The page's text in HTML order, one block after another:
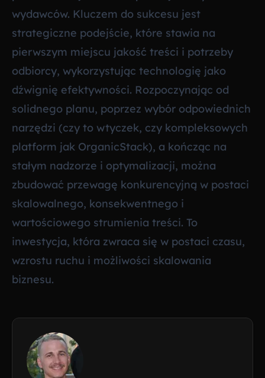
wydawców. Kluczem do sukcesu jest
strategiczne podejście, które stawia na
pierwszym miejscu jakość treści i potrzeby
odbiorcy, wykorzystując technologię jako
dźwignię efektywności. Rozpoczynając od
solidnego planu, poprzez wybór odpowiednich
narzędzi (czy to wtyczek, czy kompleksowych
platform jak OrganicStack), a kończąc na
stałym nadzorze i optymalizacji, można
zbudować przewagę konkurencyjną w postaci
skalowalnego, konsekwentnego i
wartościowego strumienia treści. To
inwestycja, która zwraca się w postaci czasu,
wzrostu ruchu i możliwości skalowania
biznesu.